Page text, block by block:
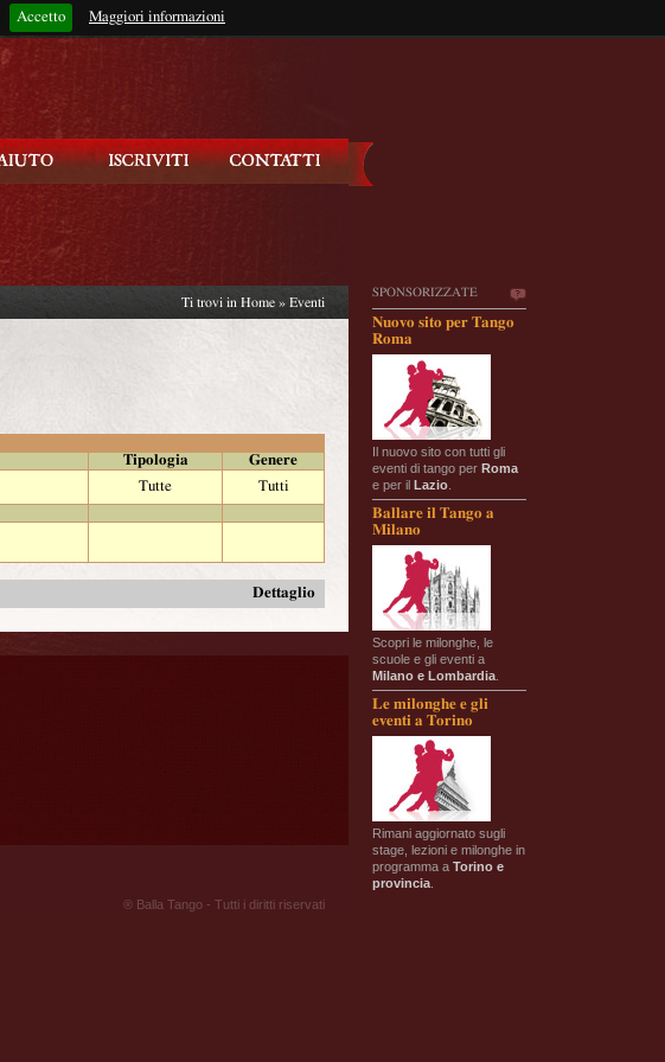
Accetto Maggiori informazioni
Rimani connesso?
SPONSORIZZATE
Nuovo sito per Tango
Roma
Il nuovo sito con tutti gli
eventi di tango per Roma
e per il Lazio
Ballare il Tango a
Milano
Scopri le milonghe, le
scuole e gli eventi a
Milano e Lombardia
Le milonghe e gli
eventi a Torino
Rimani aggiornato sugli
stage, lezioni e milonghe in
programma a Torino e
provincia
Ti trovi in Home » Eventi
Tipologia
Genere
Tutte
Tutti
Dettaglio
® Balla Tango - Tutti i diritti riservati